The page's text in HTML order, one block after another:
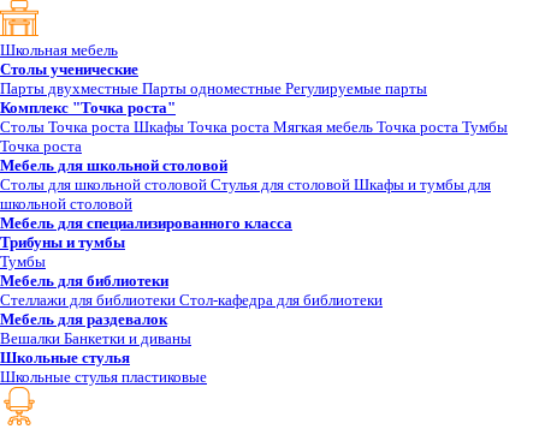
Школьная мебель
Столы ученические
Парты двухместные Парты одноместные Регулируемые парты
Комплекс "Точка роста"
Столы Точка роста Шкафы Точка роста Мягкая мебель Точка роста Тумбы
Точка роста
Мебель для школьной столовой
Столы для школьной столовой Стулья для столовой Шкафы и тумбы для
школьной столовой
Мебель для специализированного класса
Трибуны и тумбы
Тумбы
Мебель для библиотеки
Стеллажи для библиотеки Стол-кафедра для библиотеки
Мебель для раздевалок
Вешалки Банкетки и диваны
Школьные стулья
Школьные стулья пластиковые